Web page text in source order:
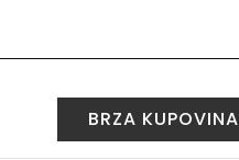
BRZA KUPOVINA